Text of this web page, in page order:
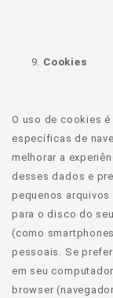
Cookies
O uso de cookies
específicas de
melhorar a
desses dados e
pequenos
para o disco do
(como
pessoais. Se
em seu
browser